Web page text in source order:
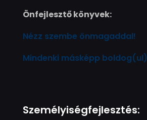
Önfejlesztő könyvek:
Nézz szembe önmagaddal!
Mindenki másképp boldog(ul)
Személyiségfejlesztés: